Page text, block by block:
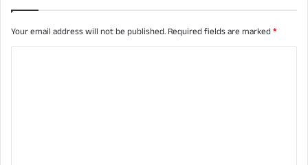
Your email address will not be published. Required fields are marked*